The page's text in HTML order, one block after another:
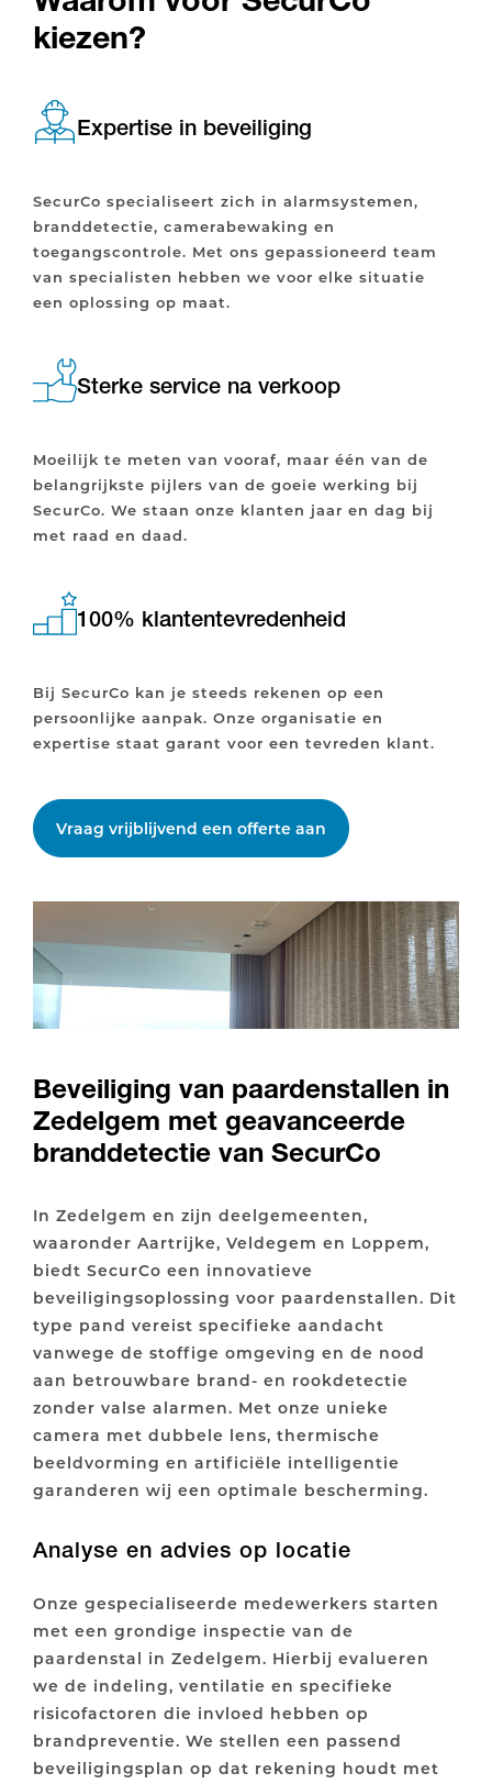
kiezen?
Expertise in beveiliging
SecurCo specialiseert zich in alarmsystemen,
branddetectie, camerabewaking en
toegangscontrole. Met ons gepassioneerd team
van specialisten hebben we voor elke situatie
een oplossing op maat.
Sterke service na verkoop
Moeilijk te meten van vooraf, maar één van de
belangrijkste pijlers van de goeie werking bij
SecurCo. We staan onze klanten jaar en dag bij
met raad en daad.
100% klantentevredenheid
Bij SecurCo kan je steeds rekenen op een
persoonlijke aanpak. Onze organisatie en
expertise staat garant voor een tevreden klant.
Vraag vrijblijvend een offerte aan
Beveiliging van paardenstallen in
Zedelgem met geavanceerde
branddetectie van SecurCo
In Zedelgem en zijn deelgemeenten,
waaronder Aartrijke, Veldegem en Loppem,
biedt SecurCo een innovatieve
beveiligingsoplossing voor paardenstallen. Dit
type pand vereist specifieke aandacht
vanwege de stoffige omgeving en de nood
aan betrouwbare brand- en rookdetectie
zonder valse alarmen. Met onze unieke
camera met dubbele lens, thermische
beeldvorming en artificiële intelligentie
garanderen wij een optimale bescherming.
Analyse en advies op locatie
Onze gespecialiseerde medewerkers starten
met een grondige inspectie van de
paardenstal in Zedelgem. Hierbij evalueren
we de indeling, ventilatie en specifieke
risicofactoren die invloed hebben op
brandpreventie. We stellen een passend
beveiligingsplan op dat rekening houdt met